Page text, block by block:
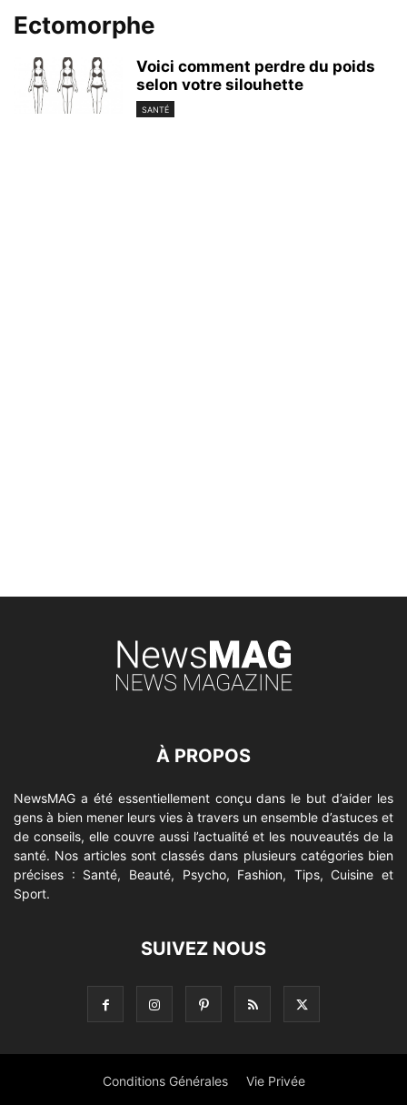
Ectomorphe
Voici comment perdre du poids
selon votre silouhette
SANTÉ
À PROPOS
NewsMAG a été essentiellement conçu dans le but d’aider les
gens à bien mener leurs vies à travers un ensemble d’astuces et
de conseils, elle couvre aussi l’actualité et les nouveautés de la
santé. Nos articles sont classés dans plusieurs catégories bien
précises : Santé, Beauté, Psycho, Fashion, Tips, Cuisine et
Sport.
SUIVEZ NOUS
Conditions Générales Vie Privée